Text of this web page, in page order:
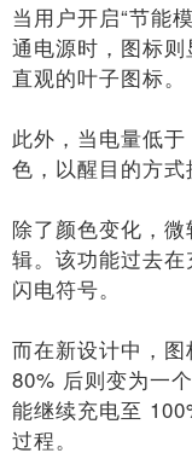
当用户开启“节能
通电源时，图标
直观的叶子图标。
此外，当电量低
色，以醒目的方式
除了颜色变化，
辑。该功能过去
闪电符号。
而在新设计中，
80% 后则变为一
能继续充电至
过程。